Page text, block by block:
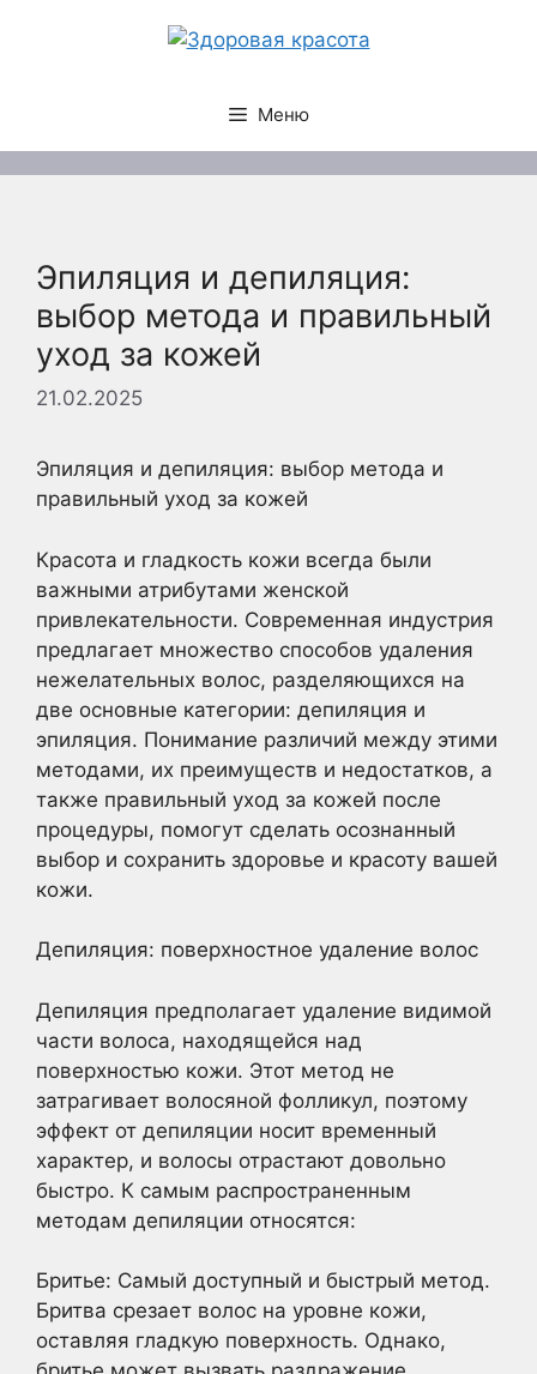
Меню
Эпиляция и депиляция:
выбор метода и правильный
уход за кожей
21.02.2025
Эпиляция и депиляция: выбор метода и
правильный уход за кожей
Красота и гладкость кожи всегда были
важными атрибутами женской
привлекательности. Современная индустрия
предлагает множество способов удаления
нежелательных волос, разделяющихся на
две основные категории: депиляция и
эпиляция. Понимание различий между этими
методами, их преимуществ и недостатков, а
также правильный уход за кожей после
процедуры, помогут сделать осознанный
выбор и сохранить здоровье и красоту вашей
кожи.
Депиляция: поверхностное удаление волос
Депиляция предполагает удаление видимой
части волоса, находящейся над
поверхностью кожи. Этот метод не
затрагивает волосяной фолликул, поэтому
эффект от депиляции носит временный
характер, и волосы отрастают довольно
быстро. К самым распространенным
методам депиляции относятся:
Бритье: Самый доступный и быстрый метод.
Бритва срезает волос на уровне кожи,
оставляя гладкую поверхность. Однако,